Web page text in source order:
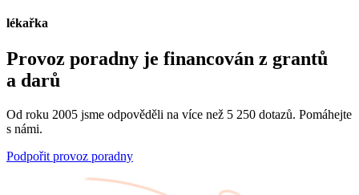
lékařka
Provoz poradny je financován z grantů
a darů
Od roku 2005 jsme odpověděli na více než 5 250 dotazů. Pomáhejte
s námi.
Podpořit provoz poradny